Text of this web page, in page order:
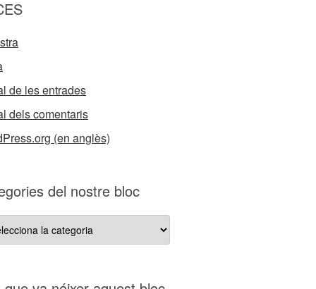
de les entrades
dels comentaris
(en anglès)
del nostre bloc